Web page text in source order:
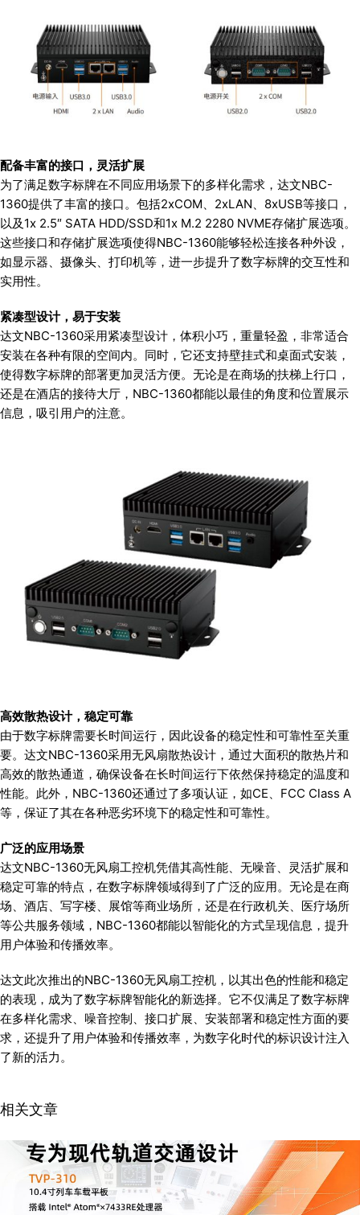
配备丰富的接口，灵活扩展
为了满足数字标牌在不同应用场景下的多样化需求，达文NBC-
1360提供了丰富的接口。包括2xCOM、2xLAN、8xUSB等接口，
以及1x 2.5″ SATA HDD/SSD和1x M.2 2280 NVME存储扩展选项。
这些接口和存储扩展选项使得NBC-1360能够轻松连接各种外设，
如显示器、摄像头、打印机等，进一步提升了数字标牌的交互性和
实用性。
紧凑型设计，易于安装
达文NBC-1360采用紧凑型设计，体积小巧，重量轻盈，非常适合
安装在各种有限的空间内。同时，它还支持壁挂式和桌面式安装，
使得数字标牌的部署更加灵活方便。无论是在商场的扶梯上行口，
还是在酒店的接待大厅，NBC-1360都能以最佳的角度和位置展示
信息，吸引用户的注意。
高效散热设计，稳定可靠
由于数字标牌需要长时间运行，因此设备的稳定性和可靠性至关重
要。达文NBC-1360采用无风扇散热设计，通过大面积的散热片和
高效的散热通道，确保设备在长时间运行下依然保持稳定的温度和
性能。此外，NBC-1360还通过了多项认证，如CE、FCC Class A
等，保证了其在各种恶劣环境下的稳定性和可靠性。
广泛的应用场景
达文NBC-1360无风扇工控机凭借其高性能、无噪音、灵活扩展和
稳定可靠的特点，在数字标牌领域得到了广泛的应用。无论是在商
场、酒店、写字楼、展馆等商业场所，还是在行政机关、医疗场所
等公共服务领域，NBC-1360都能以智能化的方式呈现信息，提升
用户体验和传播效率。
达文此次推出的NBC-1360无风扇工控机，以其出色的性能和稳定
的表现，成为了数字标牌智能化的新选择。它不仅满足了数字标牌
在多样化需求、噪音控制、接口扩展、安装部署和稳定性方面的要
求，还提升了用户体验和传播效率，为数字化时代的标识设计注入
了新的活力。
相关文章